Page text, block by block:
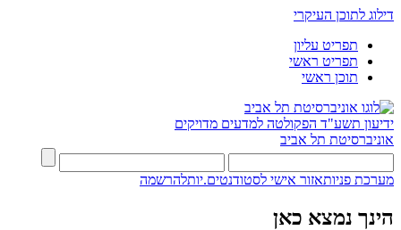
דילוג לתוכן העיקרי
תפריט עליון
תפריט ראשי
תוכן ראשי
ידיעון תשע"ד הפקולטה למדעים מדויקים
אוניברסיטת תל אביב
מערכת פניותאזור אישי לסטודנטים.יותלהרשמה
הינך נמצא כאן